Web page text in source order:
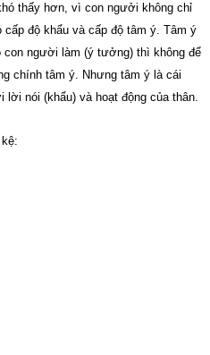
thấy hơn, vì con ngưởi không chỉ
độ khẩu và cấp độ tâm ý. Tâm ý
con người làm (ý tưởng) thì không để
chính tâm ý. Nhưng tâm ý là cái
nói (khẩu) và hoạt động của thân.